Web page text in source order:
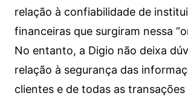
relação à confiabilidade de
financeiras que surgiram nessa
No entanto, a Digio não deixa
relação à segurança das
clientes e de todas as